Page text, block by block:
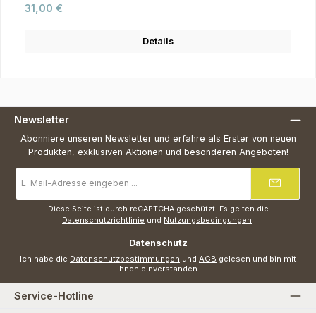
Regulärer Preis:
31,00 €
Details
Newsletter
Abonniere unseren Newsletter und erfahre als Erster von neuen
Produkten, exklusiven Aktionen und besonderen Angeboten!
Mail-
Adresse
Diese Seite ist durch reCAPTCHA geschützt. Es gelten die
Datenschutzrichtlinie und Nutzungsbedingungen.
Datenschutz
Ich habe die Datenschutzbestimmungen und AGB gelesen und bin mit
ihnen einverstanden.
Service-Hotline